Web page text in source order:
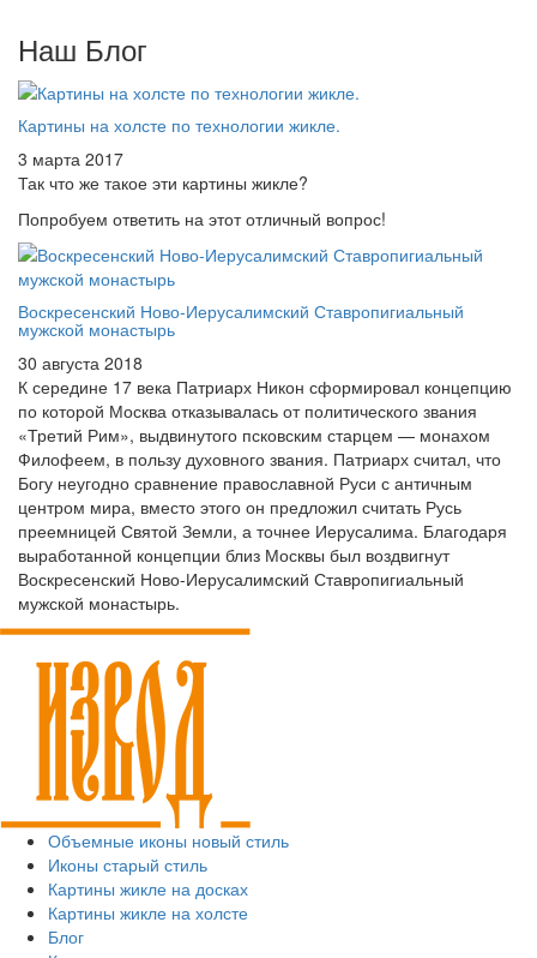
Наш Блог
Картины на холсте по технологии жикле.
3 марта 2017
Так что же такое эти картины жикле?
Попробуем ответить на этот отличный вопрос!
Воскресенский Ново-Иерусалимский Ставропигиальный
мужской монастырь
30 августа 2018
К середине 17 века Патриарх Никон сформировал концепцию
по которой Москва отказывалась от политического звания
«Третий Рим», выдвинутого псковским старцем — монахом
Филофеем, в пользу духовного звания. Патриарх считал, что
Богу неугодно сравнение православной Руси с античным
центром мира, вместо этого он предложил считать Русь
преемницей Святой Земли, а точнее Иерусалима. Благодаря
выработанной концепции близ Москвы был воздвигнут
Воскресенский Ново-Иерусалимский Ставропигиальный
мужской монастырь.
Объемные иконы новый стиль
Иконы старый стиль
Картины жикле на досках
Картины жикле на холсте
Блог